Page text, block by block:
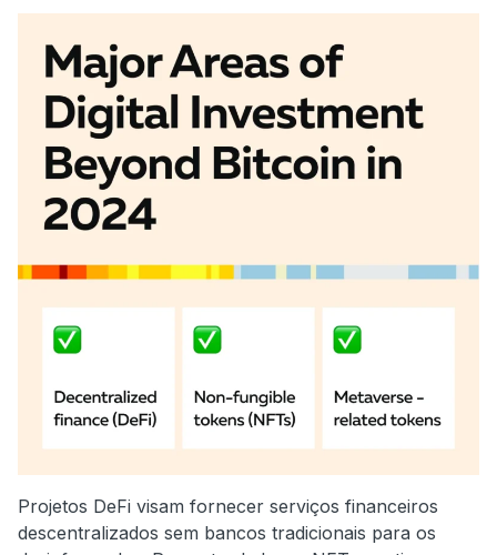
Projetos DeFi visam fornecer serviços financeiros
descentralizados sem bancos tradicionais para os